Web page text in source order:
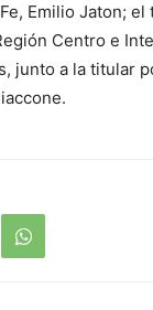
Emilio Jaton;
Centro e
junto a la titular